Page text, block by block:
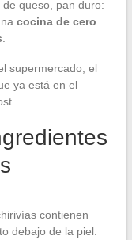
queso, pan duro:
cocina de cero
supermercado, el
ya está en el
contienen
debajo de la piel.